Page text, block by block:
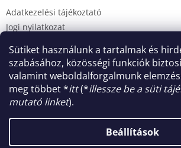
Sütiket használunk a tartalmak és
szabásához, közösségi funkciók
valamint weboldalforgalmunk
meg többet *itt(*illessze be a süti
mutató linket).
Beállítások
Adatkezelési tájékoztató
Jogi nyilatkozat
Süti tájékoztató
Impresszum